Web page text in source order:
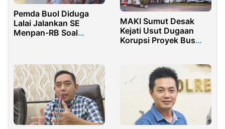
Pemda Buol Diduga
Lalai Jalankan SE
Menpan-RB Soal
MAKI Sumut Desak
Kejati Usut Dugaan
Korupsi Proyek Bus